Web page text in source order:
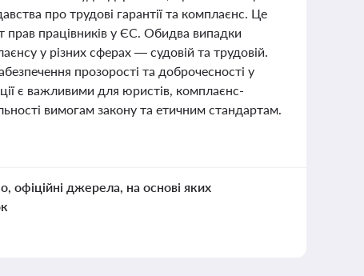
про трудові гарантії та комплаєнс. Це
прав працівників у ЄС. Обидва випадки
у різних сферах — судовій та трудовій.
прозорості та доброчесності у
є важливими для юристів, комплаєнс-
вимогам закону та етичним стандартам.
офіційні джерела, на основі яких